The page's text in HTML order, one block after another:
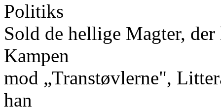
Politiks
Sold de hellige Magter,
Kampen
mod „Transtøvlerne",
han